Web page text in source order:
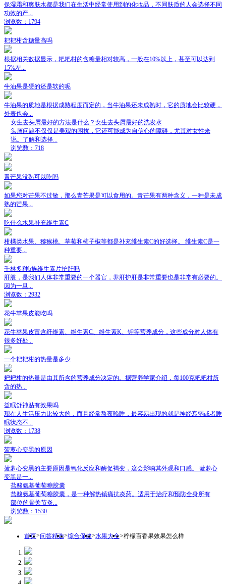
保湿霜和爽肤水都是我们在生活中经常使用到的化妆品，不同肤质的人会选择不同
功效的产...
浏览数：1794
耙耙柑含糖量高吗
根据相关数据显示，耙耙柑的含糖量相对较高，一般在10%以上，甚至可以达到
15%左...
牛油果是硬的还是软的呢
牛油果的质地是根据成熟程度而定的，当牛油果还未成熟时，它的质地会比较硬，
外表也会...
女生去头屑最好的方法是什么？女生去头屑最好的洗发水
头屑问题不仅仅是美观的困扰，它还可能成为自信心的障碍，尤其对女性来
说。了解和选择...
浏览数：718
青芒果没熟可以吃吗
如果您对芒果不过敏，那么青芒果是可以食用的。青芒果有两种含义，一种是未成
熟的芒果...
吃什么水果补充维生素C
柑橘类水果、猕猴桃、草莓和柿子椒等都是补充维生素C的好选择。 维生素C是一
种重要...
千林多种b族维生素片护肝吗
肝脏，是我们人体非常重要的一个器官，养肝护肝是非常重要也是非常有必要的。
因为一旦...
浏览数：2932
花牛苹果皮能吃吗
花牛苹果皮富含纤维素、维生素C、维生素K、钾等营养成分，这些成分对人体有
很多好处...
一个耙耙柑的热量是多少
耙耙柑的热量是由其所含的营养成分决定的。据营养学家介绍，每100克耙耙柑所
含的热...
益眠舒神贴有效果吗
现在人生活压力比较大的，而且经常熬夜晚睡，最容易出现的就是神经衰弱或者睡
眠状态不...
浏览数：1738
菠萝心变黑的原因
菠萝心变黑的主要原因是氧化反应和酶促褐变，这会影响其外观和口感。 菠萝心
变黑是一...
盐酸氨基葡萄糖胶囊
盐酸氨基葡萄糖胶囊，是一种解热镇痛抗炎药。适用于治疗和预防全身所有
部位的骨关节炎...
浏览数：1530
首页>问答精选>综合保健>水果大全>柠檬百香果效果怎么样